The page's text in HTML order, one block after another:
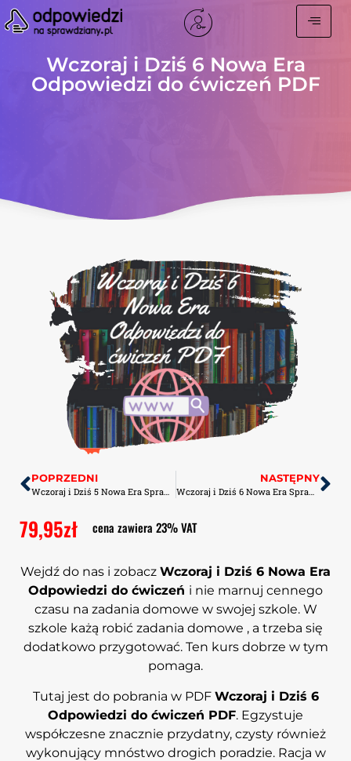
Wczoraj i Dziś 6 Nowa Era
Odpowiedzi do ćwiczeń PDF
POPRZEDNI
Wczoraj i Dziś 5 Nowa Era Sprawdziany-Odpowiedzi PDF
NASTĘPNY
Wczoraj i Dziś 6 Nowa Era Sprawdziany-Odpowiedzi PDF
79,95zł cena zawiera 23% VAT
Wejdź do nas i zobacz Wczoraj i Dziś 6 Nowa Era
Odpowiedzi do ćwiczeń i nie marnuj cennego
czasu na zadania domowe w swojej szkole. W
szkole każą robić zadania domowe , a trzeba się
dodatkowo przygotować. Ten kurs dobrze w tym
pomaga.
Tutaj jest do pobrania w PDF Wczoraj i Dziś 6
Odpowiedzi do ćwiczeń PDF. Egzystuje
współczesne znacznie przydatny, czysty również
wykonujący mnóstwo drogich poradzie. Racja w